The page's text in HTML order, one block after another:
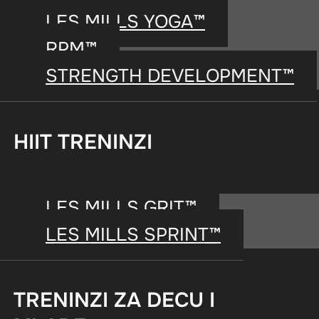
LES MILLS YOGA™
RPM™
STRENGTH DEVELOPMENT™
HIIT TRENINZI
LES MILLS GRIT™
LES MILLS SPRINT™
TRENINZI ZA DECU I
Dizajniran za